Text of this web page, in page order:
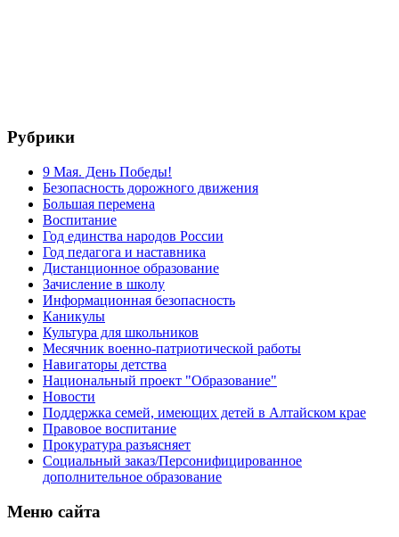
Рубрики
9 Мая. День Победы!
Безопасность дорожного движения
Большая перемена
Воспитание
Год единства народов России
Год педагога и наставника
Дистанционное образование
Зачисление в школу
Информационная безопасность
Каникулы
Культура для школьников
Месячник военно-патриотической работы
Навигаторы детства
Национальный проект "Образование"
Новости
Поддержка семей, имеющих детей в Алтайском крае
Правовое воспитание
Прокуратура разъясняет
Социальный заказ/Персонифицированное
дополнительное образование
Меню сайта